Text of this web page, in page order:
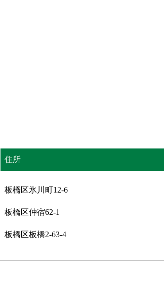
住所
板橋区氷川町12-6
板橋区仲宿62-1
板橋区板橋2-63-4